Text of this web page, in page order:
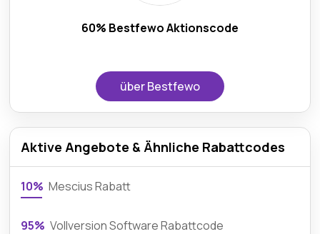
60% Bestfewo Aktionscode
über Bestfewo
Aktive Angebote & Ähnliche Rabattcodes
10% Mescius Rabatt
95% Vollversion Software Rabattcode